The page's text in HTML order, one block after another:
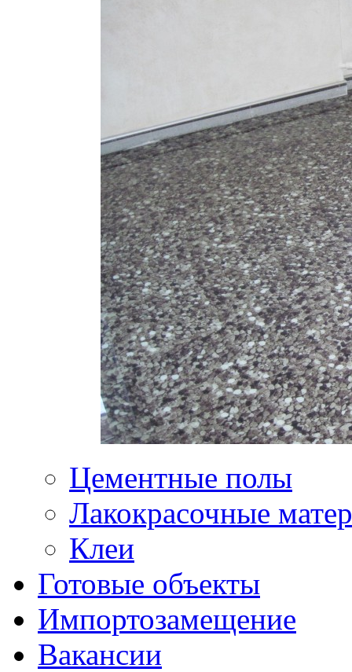
Цементные полы
Лакокрасочные
Клеи
Готовые объекты
Импортозамещение
Вакансии